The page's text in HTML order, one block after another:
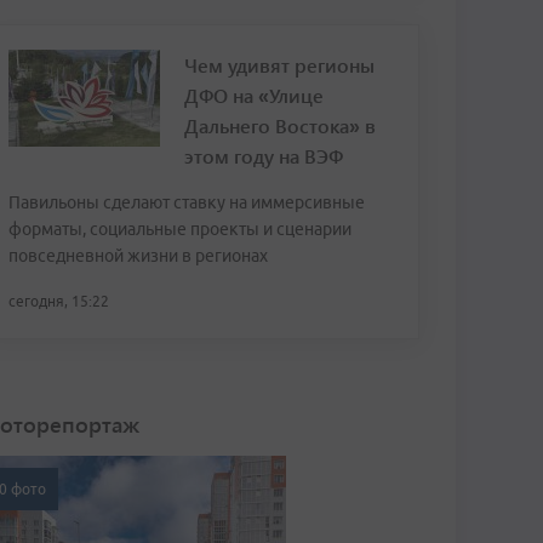
Чем удивят регионы
ДФО на «Улице
Дальнего Востока» в
этом году на ВЭФ
Павильоны сделают ставку на иммерсивные
форматы, социальные проекты и сценарии
повседневной жизни в регионах
сегодня, 15:22
фото